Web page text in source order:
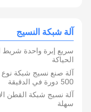
آلة حقيبة صافي
صافي ماكينة طبية
آلة العشب الاصطناعي
آلة البعوض صافي
آلة شبكة النسيج
سريع إبرة واحدة شريط
الحياكة
500 دورة في الدقيقة
سهلة